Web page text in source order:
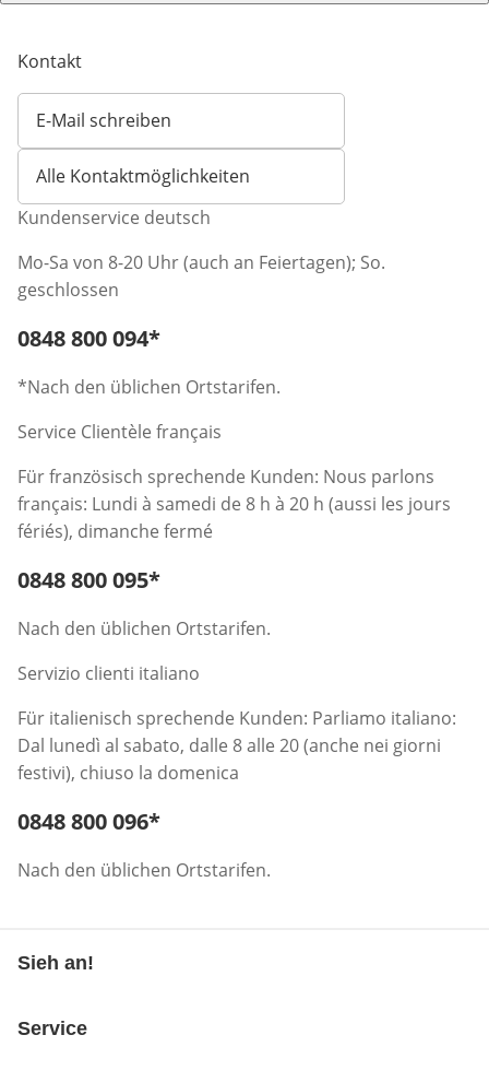
Kontakt
E-Mail schreiben
Öffnet E-Mail-Client
Alle Kontaktmöglichkeiten
Kundenservice deutsch
Mo-Sa von 8-20 Uhr (auch an Feiertagen); So.
geschlossen
Telefonnummer:
0848 800 094*
*Nach den üblichen Ortstarifen.
Service Clientèle français
Für französisch sprechende Kunden: Nous parlons
français: Lundi à samedi de 8 h à 20 h (aussi les jours
fériés), dimanche fermé
Telefonnummer:
0848 800 095*
Nach den üblichen Ortstarifen.
Servizio clienti italiano
Für italienisch sprechende Kunden: Parliamo italiano:
Dal lunedì al sabato, dalle 8 alle 20 (anche nei giorni
festivi), chiuso la domenica
Telefonnummer:
0848 800 096*
Nach den üblichen Ortstarifen.
Sieh an!
Service